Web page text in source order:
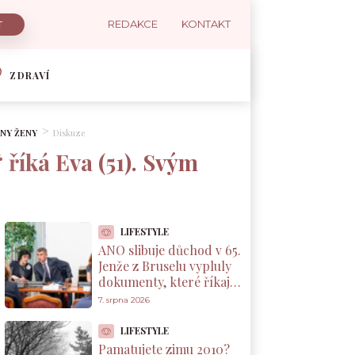
REDAKCE KONTAKT
ZDRAVÍ
ŽENY Diskuze
Eva (51). Svým
LIFESTYLE
ANO slibuje důchod v 65.
Jenže z Bruselu vypluly
dokumenty, které říkají
něco jiného
7. srpna 2026
LIFESTYLE
Pamatujete zimu 2010?